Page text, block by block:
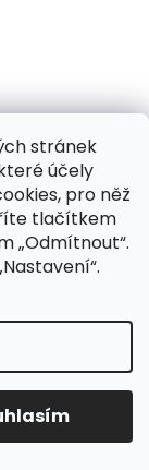
stránek
účely
pro něž
tlačítkem
„Odmítnout“.